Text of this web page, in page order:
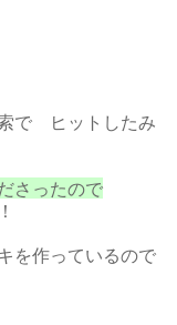
で ヒットしたみ
さったので
を作っているので